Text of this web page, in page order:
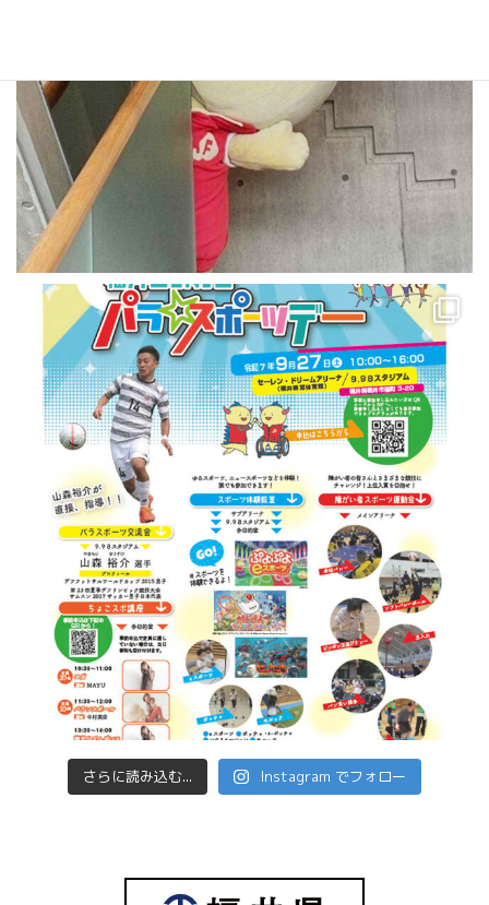
さらに読み込む... Instagram でフォロー